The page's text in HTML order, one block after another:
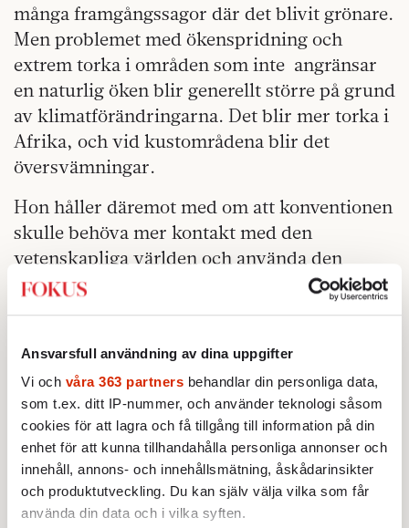
Ansvarsfull användning av dina uppgifter
Vi och våra 363 partners behandlar din personliga data,
som t.ex. ditt IP-nummer, och använder teknologi såsom
cookies för att lagra och få tillgång till information på din
enhet för att kunna tillhandahålla personliga annonser och
innehåll, annons- och innehållsmätning, åskådarinsikter
och produktutveckling. Du kan själv välja vilka som får
använda din data och i vilka syften.
många framgångssagor där det blivit grönare.
Men problemet med ökenspridning och
extrem torka i områden som inte angränsar
en naturlig öken blir generellt större på grund
av klimatförändringarna. Det blir mer torka i
Afrika, och vid kustområdena blir det
översvämningar.
Hon håller däremot med om att konventionen
skulle behöva mer kontakt med den
vetenskapliga världen och använda den
senaste forskningen. Den inställningen tycker
– De vill att endast riktiga experter ska delta i
UNCCD:s kommitté för vetenskap och
teknologi. Alla länder har inte det i dag. De
har också har hört av sig till mig och sagt att
de efterlyser en expert som kan vara med och
stärka kontakterna med den vetenskapliga